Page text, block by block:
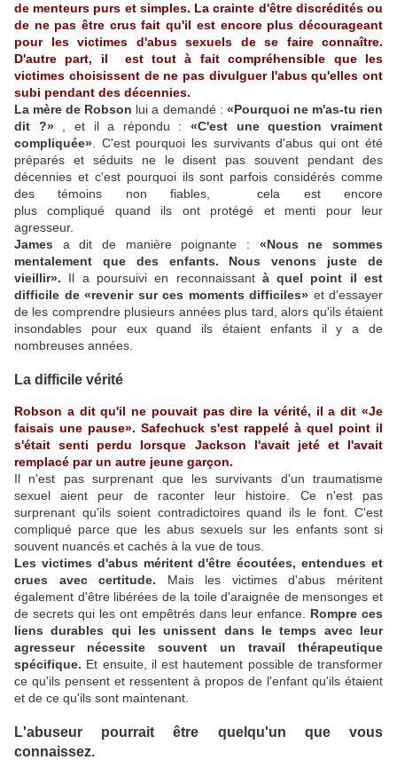
de menteurs purs et simples. La crainte d'être discrédités ou
de ne pas être crus fait qu'il est encore plus décourageant
pour les victimes d'abus sexuels de se faire connaître.
D'autre part, il est tout à fait compréhensible que les
victimes choisissent de ne pas divulguer l'abus qu'elles ont
subi pendant des décennies.
La mère de Robson lui a demandé : «Pourquoi ne m'as-tu rien
dit ?», et il a répondu :«C'est une question vraiment
compliquée». C'est pourquoi les survivants d'abus qui ont été
préparés et séduits ne le disent pas souvent pendant des
décennies et c'est pourquoi ils sont parfois considérés comme
des témoins non fiables, cela est encore
plus compliqué quand ils ont protégé et menti pour leur
agresseur.
James a dit de manière poignante : «Nous ne sommes
mentalement que des enfants. Nous venons juste de
vieillir». Il a poursuivi en reconnaissantà quel point il est
difficile de «revenir sur ces moments difficiles» et d'essayer
de les comprendre plusieurs années plus tard, alors qu'ils étaient
insondables pour eux quand ils étaient enfants il y a de
nombreuses années.
La difficile vérité
Robson a dit qu'il ne pouvait pas dire la vérité, il a dit «Je
faisais une pause». Safechuck s'est rappelé à quel point il
s'était senti perdu lorsque Jackson l'avait jeté et l'avait
remplacé par un autre jeune garçon.
Il n'est pas surprenant que les survivants d'un traumatisme
sexuel aient peur de raconter leur histoire. Ce n'est pas
surprenant qu'ils soient contradictoires quand ils le font. C'est
compliqué parce que les abus sexuels sur les enfants sont si
souvent nuancés et cachés à la vue de tous.
Les victimes d'abus méritent d'être écoutées, entendues et
crues avec certitude. Mais les victimes d'abus méritent
également d'être libérées de la toile d'araignée de mensonges et
de secrets qui les ont empêtrés dans leur enfance. Rompre ces
liens durables qui les unissent dans le temps avec leur
agresseur nécessite souvent un travail thérapeutique
spécifique. Et ensuite, il est hautement possible de transformer
ce qu'ils pensent et ressentent à propos de l'enfant qu'ils étaient
et de ce qu'ils sont maintenant.
L'abuseur pourrait être quelqu'un que vous
connaissez.